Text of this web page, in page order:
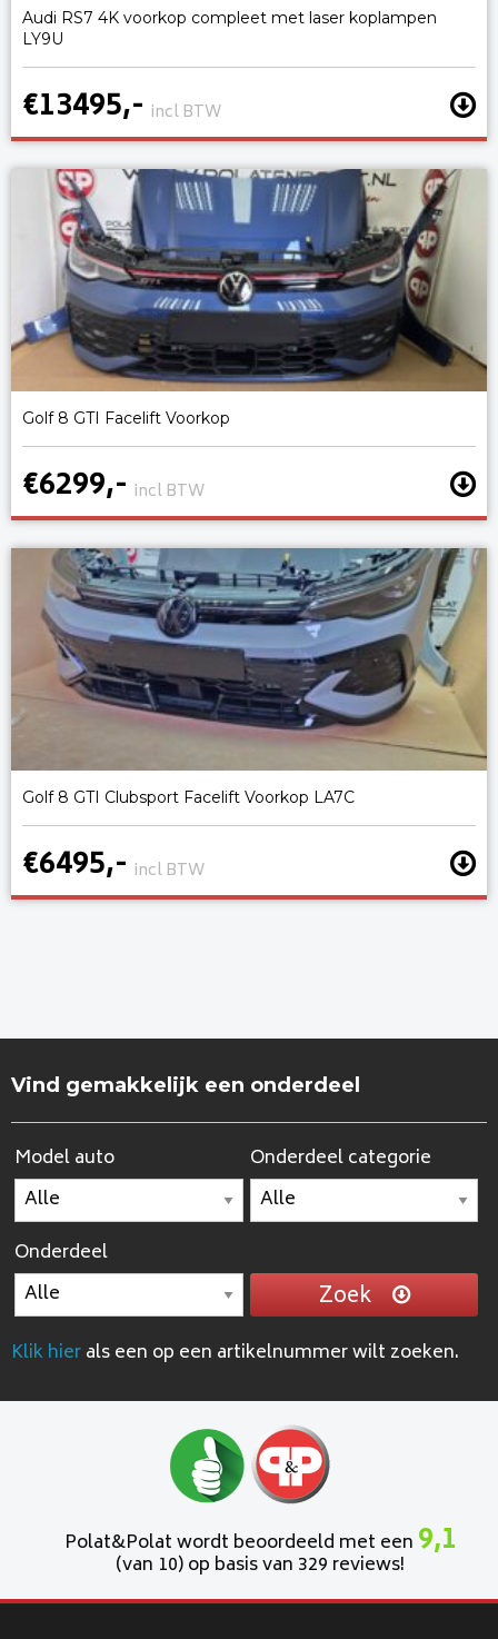
Audi RS7 4K voorkop compleet met laser koplampen
LY9U
€13495,- incl BTW
Golf 8 GTI Facelift Voorkop
€6299,- incl BTW
Golf 8 GTI Clubsport Facelift Voorkop LA7C
€6495,- incl BTW
Vind gemakkelijk een onderdeel
Model auto Onderdeel categorie
Onderdeel
Zoek
Klik hierals een op een artikelnummer wilt zoeken.
Polat&Polat wordt beoordeeld met een 9,1
(van 10) op basis van 329 reviews!